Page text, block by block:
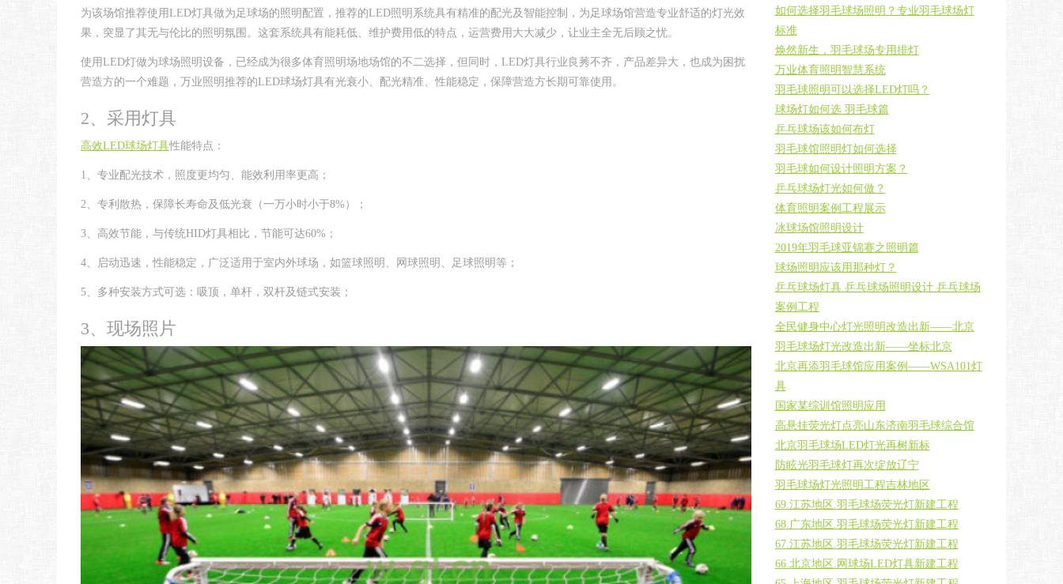
为该场馆推荐使用LED灯具做为足球场的照明配置，推荐的LED照明系统具有精准的配光及智能控制，为足球场馆营造专业舒适的灯光效
果，突显了其无与伦比的照明氛围。这套系统具有能耗低、维护费用低的特点，运营费用大大减少，让业主全无后顾之忧。
使用LED灯做为球场照明设备，已经成为很多体育照明场地场馆的不二选择，但同时，LED灯具行业良莠不齐，产品差异大，也成为困扰
营造方的一个难题，万业照明推荐的LED球场灯具有光衰小、配光精准、性能稳定，保障营造方长期可靠使用。
2、采用灯具
高效LED球场灯具性能特点：
1、专业配光技术，照度更均匀、能效利用率更高；
2、专利散热，保障长寿命及低光衰（一万小时小于8%）；
3、高效节能，与传统HID灯具相比，节能可达60%；
4、启动迅速，性能稳定，广泛适用于室内外球场，如篮球照明、网球照明、足球照明等；
5、多种安装方式可选：吸顶，单杆，双杆及链式安装；
3、现场照片
如何选择羽毛球场照明？专业羽毛球场灯
标准
焕然新生，羽毛球场专用排灯
万业体育照明智慧系统
羽毛球照明可以选择LED灯吗？
球场灯如何选 羽毛球篇
乒乓球场该如何布灯
羽毛球馆照明灯如何选择
羽毛球如何设计照明方案？
乒乓球场灯光如何做？
体育照明案例工程展示
冰球场馆照明设计
2019年羽毛球亚锦赛之照明篇
球场照明应该用那种灯？
乒乓球场灯具 乒乓球场照明设计 乒乓球场
案例工程
全民健身中心灯光照明改造出新——北京
羽毛球场灯光改造出新——坐标北京
北京再添羽毛球馆应用案例——WSA101灯
具
国家某综训馆照明应用
高悬挂荧光灯点亮山东济南羽毛球综合馆
北京羽毛球场LED灯光再树新标
防眩光羽毛球灯再次绽放辽宁
羽毛球场灯光照明工程吉林地区
69.江苏地区.羽毛球场荧光灯新建工程
68.广东地区.羽毛球场荧光灯新建工程
67.江苏地区.羽毛球场荧光灯新建工程
66.北京地区.网球场LED灯具新建工程